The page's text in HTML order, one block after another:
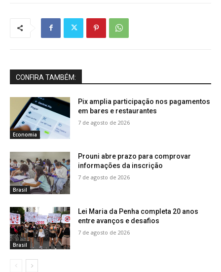
CONFIRA TAMBÉM:
Economia
Pix amplia participação nos pagamentos
em bares e restaurantes
7 de agosto de 2026
Brasil
Prouni abre prazo para comprovar
informações da inscrição
7 de agosto de 2026
Brasil
Lei Maria da Penha completa 20 anos
entre avanços e desafios
7 de agosto de 2026